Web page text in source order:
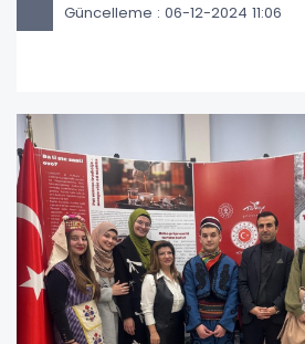
Güncelleme : 06-12-2024 11:06